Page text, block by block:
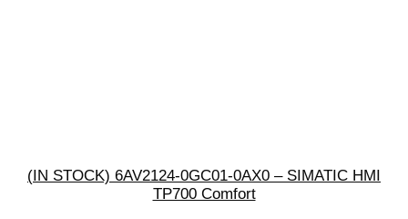
(IN STOCK) 6AV2124-0GC01-0AX0 – SIMATIC HMI
TP700 Comfort